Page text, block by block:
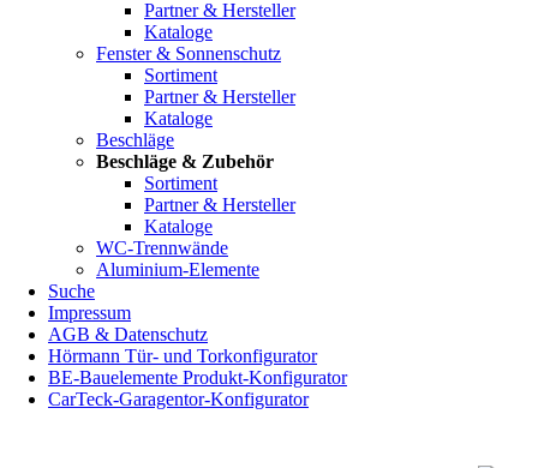
Partner & Hersteller
Kataloge
Fenster & Sonnenschutz
Sortiment
Partner & Hersteller
Kataloge
Beschläge
Beschläge & Zubehör
Sortiment
Partner & Hersteller
Kataloge
WC-Trennwände
Aluminium-Elemente
Suche
Impressum
AGB & Datenschutz
Hörmann Tür- und Torkonfigurator
BE-Bauelemente Produkt-Konfigurator
CarTeck-Garagentor-Konfigurator